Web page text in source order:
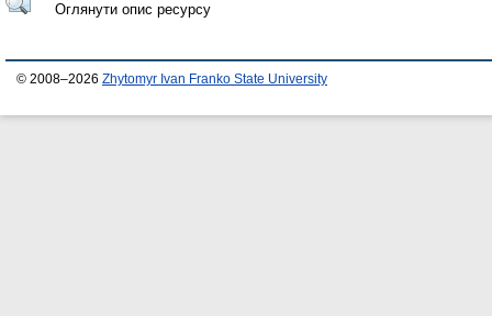
Оглянути опис ресурсу
© 2008–2026 Zhytomyr Ivan Franko State University